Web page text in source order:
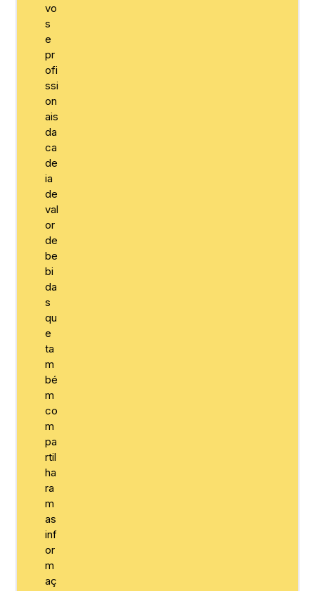
vo
s
e
pr
ofi
ssi
on
ais
da
ca
de
ia
de
val
or
de
be
bi
da
s
qu
e
ta
m
bé
m
co
m
pa
rtil
ha
ra
m
as
inf
or
m
aç